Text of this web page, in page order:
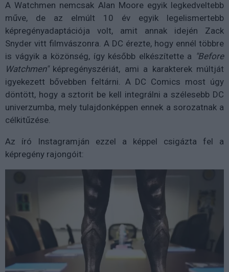
A Watchmen nemcsak Alan Moore egyik legkedveltebb
műve, de az elmúlt 10 év egyik legelismertebb
képregényadaptációja volt, amit annak idején Zack
Snyder vitt filmvászonra. A DC érezte, hogy ennél többre
is vágyik a közönség, így később elkészítette a "Before
Watchmen"képregényszériát, ami a karakterek múltját
igyekezett bővebben feltárni. A DC Comics most úgy
döntött, hogy a sztorit be kell integrálni a szélesebb DC
univerzumba, mely tulajdonképpen ennek a sorozatnak a
célkitűzése.
Az író Instagramján ezzel a képpel csigázta fel a
képregény rajongóit: